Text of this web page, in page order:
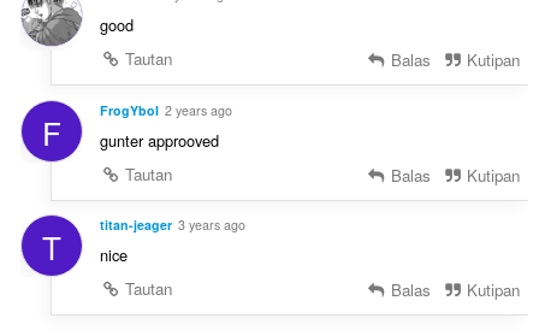
good
Tautan
Balas Kutipan
F FrogYboI 2 years ago
gunter approoved
Tautan
Balas Kutipan
T titan-jeager 3 years ago
nice
Tautan
Balas Kutipan